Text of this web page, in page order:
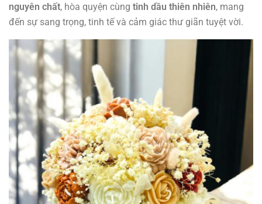
nguyên chất, hòa quyện cùng tinh dầu thiên nhiên, mang
đến sự sang trọng, tinh tế và cảm giác thư giãn tuyệt vời.